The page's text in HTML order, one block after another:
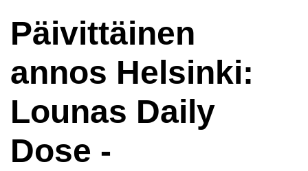
Päivittäinen
annos Helsinki:
Lounas Daily
Dose -